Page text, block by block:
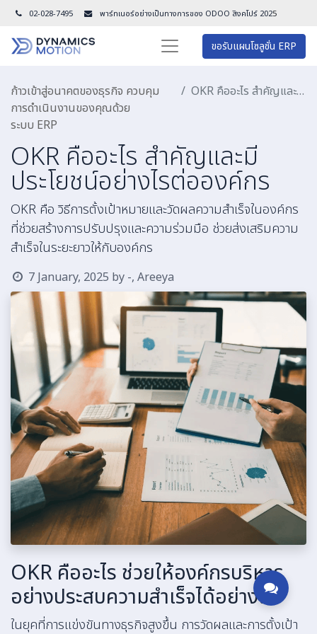
02-028-7495 พาร์ทเนอร์อย่างเป็นทางการของ ODOO สิงคโปร์ 2025
ขอรับแผนโซลูชั่น ERP
ก้าวเข้าสู่อนาคตของธุรกิจ ควบคุม
การดำเนินงานของคุณด้วย
ระบบ ERP
OKR คืออะไร สำคัญและมีประโยชน์อย่างไรต่อองค์กร
OKR คืออะไร สำคัญและมี
ประโยชน์อย่างไรต่อองค์กร
OKR คือ วิธีการตั้งเป้าหมายและวัดผลความสำเร็จในองค์กร
ที่ช่วยสร้างการปรับปรุงและความร่วมมือ ช่วยส่งเสริมความ
สำเร็จในระยะยาวให้กับองค์กร
7 January, 2025 by -, Areeya
OKR คืออะไร ช่วยให้องค์กรบริหาร
อย่างประสบความสำเร็จได้อย่างไร
ในยุคที่การแข่งขันทางธุรกิจสูงขึ้น การวัดผลและการตั้งเป้า